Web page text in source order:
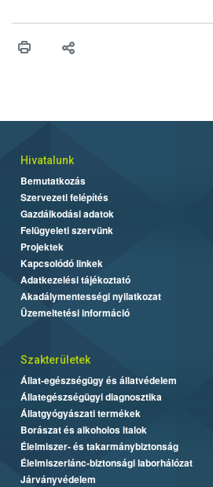
vonni az ebek viselkedésének
Hivatalunk
Bemutatkozás
Szervezeti felépítés
Gazdálkodási adatok
Felügyeleti szervünk
Projektek
Kapcsolódó linkek
Adatkezelési tájékoztató
Akadálymentességi nyilatkozat
Üzemeltetési információ
Szakterületek
Állat-egészségügy és állatvédelem
Állategészségügyi diagnosztika
Állatgyógyászati termékek
Borászat és alkoholos italok
Élelmiszer- és takarmánybiztonság
Élelmiszerlánc-biztonsági laborhálózat
Járványvédelem